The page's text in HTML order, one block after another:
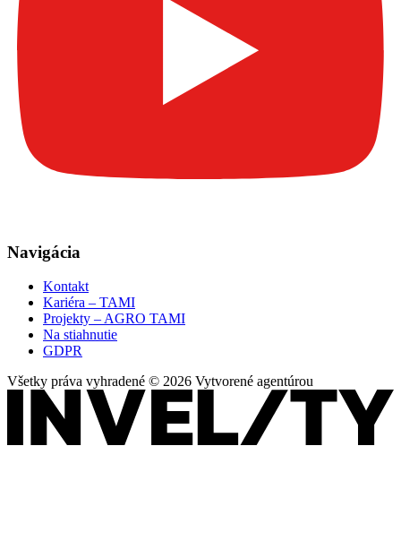
Navigácia
Kontakt
Kariéra – TAMI
Projekty – AGRO TAMI
Na stiahnutie
GDPR
Všetky práva vyhradené © 2026 Vytvorené agentúrou